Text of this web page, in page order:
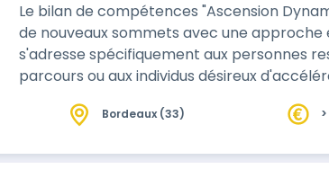
Le bilan de compétences "Ascension
de nouveaux sommets avec une approche
s'adresse spécifiquement aux personnes
parcours ou aux individus désireux
direction ou à la frustration de ne pas
Bordeaux (33)